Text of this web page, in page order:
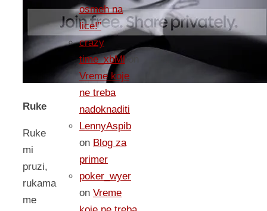
Ruke
Ruke
mi
pruzi,
rukama
me
osmeh na
lice!”
crazy
time_xbMlon
Vreme koje
ne treba
nadoknaditi
LennyAspib
on Blog za
primer
poker_wyer
on Vreme